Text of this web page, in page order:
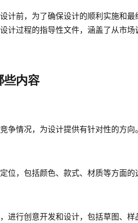
计前，为了确保设计的顺利实施和
计过程的指导性文件，涵盖了从市
些内容
争情况，为设计提供有针对性的方向。
位，包括颜色、款式、材质等方面的
进行创意开发和设计，包括草图、样